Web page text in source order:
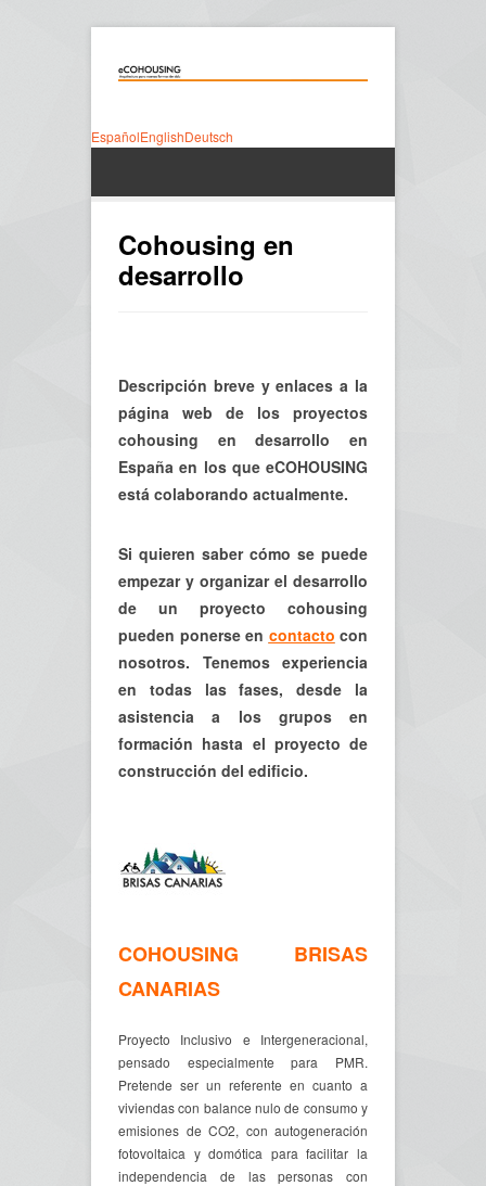
EspañolEnglishDeutsch
Cohousing en
desarrollo
Descripción breve y enlaces a la
página web de los proyectos
cohousing en desarrollo en
España en los que eCOHOUSING
está colaborando actualmente.
Si quieren saber cómo se puede
empezar y organizar el desarrollo
de un proyecto cohousing
pueden ponerse en contacto con
nosotros. Tenemos experiencia
en todas las fases, desde la
asistencia a los grupos en
formación hasta el proyecto de
construcción del edificio.
COHOUSING BRISAS
CANARIAS
Proyecto Inclusivo e Intergeneracional,
pensado especialmente para PMR.
Pretende ser un referente en cuanto a
viviendas con balance nulo de consumo y
emisiones de CO2, con autogeneración
fotovoltaica y domótica para facilitar la
independencia de las personas con